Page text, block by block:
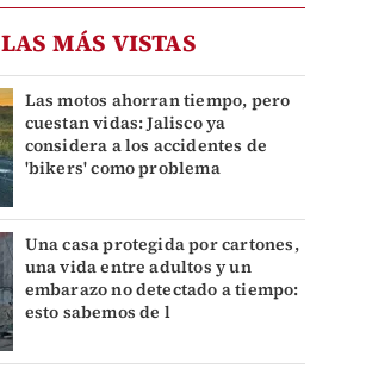
LAS MÁS VISTAS
Las motos ahorran tiempo, pero
cuestan vidas: Jalisco ya
considera a los accidentes de
'bikers' como problema
Una casa protegida por cartones,
una vida entre adultos y un
embarazo no detectado a tiempo:
esto sabemos de l